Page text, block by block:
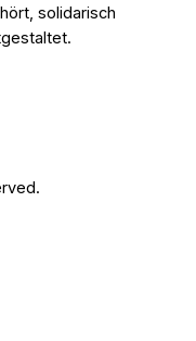
solidarisch